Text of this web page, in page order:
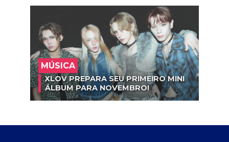
MÚSICA
XLOV PREPARA SEU PRIMEIRO MINI
ÁLBUM PARA NOVEMBRO!